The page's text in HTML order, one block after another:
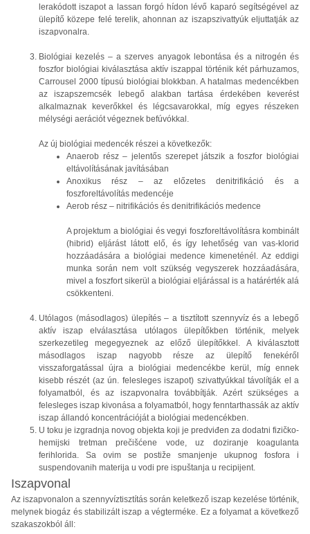
lerakódott iszapot a lassan forgó hídon lévő kaparó segítségével az
ülepítő közepe felé terelik, ahonnan az iszapszivattyúk eljuttatják az
iszapvonalra.
Biológiai kezelés – a szerves anyagok lebontása és a nitrogén és
foszfor biológiai kiválasztása aktív iszappal történik két párhuzamos,
Carrousel 2000 típusú biológiai blokkban. A hatalmas medencékben
az iszapszemcsék lebegő alakban tartása érdekében keverést
alkalmaznak keverőkkel és légcsavarokkal, míg egyes részeken
mélységi aerációt végeznek befúvókkal.
Az új biológiai medencék részei a következők:
Anaerob rész – jelentős szerepet játszik a foszfor biológiai
eltávolításának javításában
Anoxikus rész – az előzetes denitrifikáció és a
foszforeltávolítás medencéje
Aerob rész – nitrifikációs és denitrifikációs medence
A projektum a biológiai és vegyi foszforeltávolításra kombinált
(hibrid) eljárást látott elő, és így lehetőség van vas-klorid
hozzáadására a biológiai medence kimeneténél. Az eddigi
munka során nem volt szükség vegyszerek hozzáadására,
mivel a foszfort sikerül a biológiai eljárással is a határérték alá
csökkenteni.
Utólagos (másodlagos) ülepítés – a tisztított szennyvíz és a lebegő
aktív iszap elválasztása utólagos ülepítőkben történik, melyek
szerkezetileg megegyeznek az előző ülepítőkkel. A kiválasztott
másodlagos iszap nagyobb része az ülepítő fenekéről
visszaforgatással újra a biológiai medencékbe kerül, míg ennek
kisebb részét (az ún. felesleges iszapot) szivattyúkkal távolítják el a
folyamatból, és az iszapvonalra továbbítják. Azért szükséges a
felesleges iszap kivonása a folyamatból, hogy fenntarthassák az aktív
iszap állandó koncentrációját a biológiai medencékben.
U toku je izgradnja novog objekta koji je predviđen za dodatni fizičko-
hemijski tretman prečišćene vode, uz doziranje koagulanta
ferihlorida. Sa ovim se postiže smanjenje ukupnog fosfora i
suspendovanih materija u vodi pre ispuštanja u recipijent.
Iszapvonal
Az iszapvonalon a szennyvíztisztítás során keletkező iszap kezelése történik,
melynek biogáz és stabilizált iszap a végterméke. Ez a folyamat a következő
szakaszokból áll: